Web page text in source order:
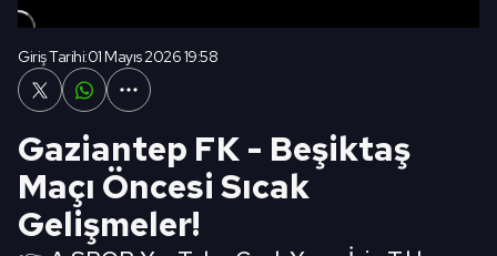
Giriş Tarihi:01 Mayıs 2026 19:58
Gaziantep FK - Beşiktaş
Maçı Öncesi Sıcak
Gelişmeler!